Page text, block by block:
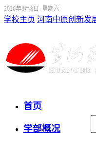
2026年8月8日 星期六
学校主页 河南中原创新发
首页
学部概况